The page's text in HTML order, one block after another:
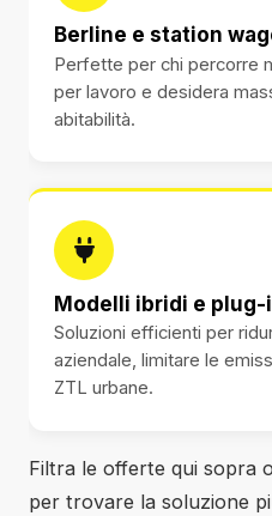
Berline e station
Perfette per chi percorre
per lavoro e desidera
abitabilità.
Modelli ibridi e plug-
Soluzioni efficienti per
aziendale, limitare le
ZTL urbane.
Filtra le offerte qui sopra
per trovare la soluzione